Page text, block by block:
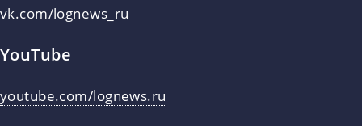
vk.com/lognews_ru
YouTube
youtube.com/lognews.ru